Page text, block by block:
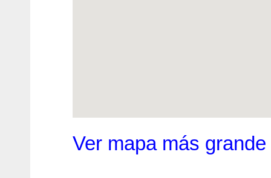
Ver mapa más grande